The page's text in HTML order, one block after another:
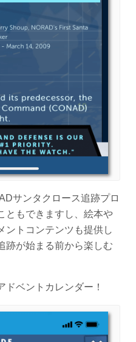
サンタクロース追跡プロ
ともできますし、絵本や
ントコンテンツも提供し
跡が始まる前から楽しむ
ドベントカレンダー！